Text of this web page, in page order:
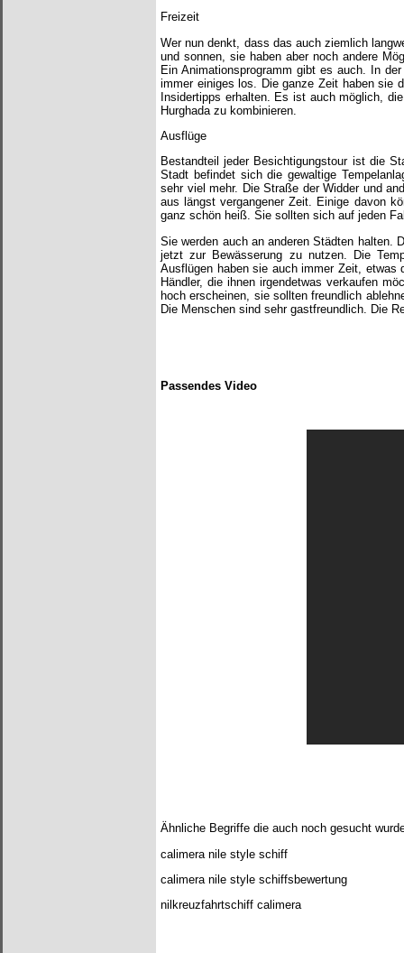
Freizeit
Wer nun denkt, dass das auch ziemlich
und sonnen, sie haben aber noch andere
Ein Animationsprogramm gibt es auch. In
immer einiges los. Die ganze Zeit haben sie
Insidertipps erhalten. Es ist auch möglich,
Hurghada zu kombinieren.
Ausflüge
Bestandteil jeder Besichtigungstour ist die
Stadt befindet sich die gewaltige
sehr viel mehr. Die Straße der Widder und
aus längst vergangener Zeit. Einige davon
ganz schön heiß. Sie sollten sich auf jeden
Sie werden auch an anderen Städten halten.
jetzt zur Bewässerung zu nutzen. Die
Ausflügen haben sie auch immer Zeit,
Händler, die ihnen irgendetwas verkaufen
hoch erscheinen, sie sollten freundlich
Die Menschen sind sehr gastfreundlich. Die
Passendes Video
Ähnliche Begriffe die auch noch gesucht
calimera nile style schiff
calimera nile style schiffsbewertung
nilkreuzfahrtschiff calimera